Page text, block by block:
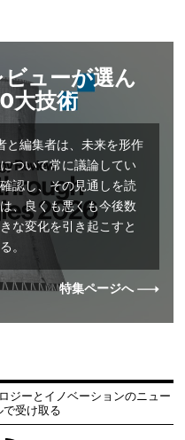
ューが選ん
大技術
と編集者は、未来を形作
ついて常に議論してい
認し、その見通しを読
、良くも悪くも今後数
な変化を引き起こすと
。
特集ページへ
ジーとイノベーションのニュー
で受け取る